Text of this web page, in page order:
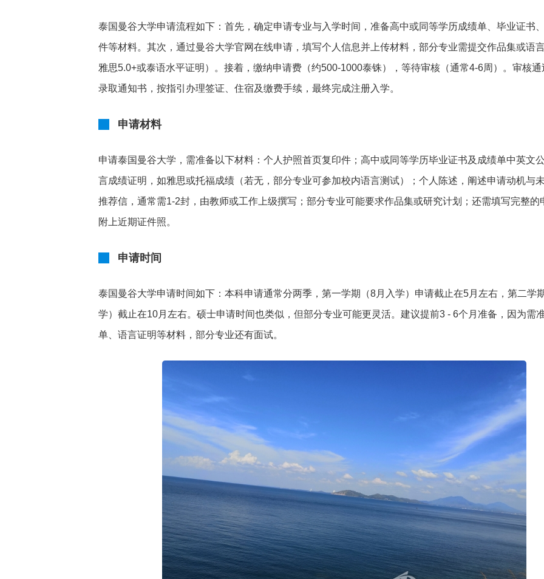
泰国曼谷大学申请流程如下：首先，确定申请专业与入学时间，准备高中或同等学历成绩单、毕业证书
件等材料。其次，通过曼谷大学官网在线申请，填写个人信息并上传材料，部分专业需提交作品集或语
雅思5.0+或泰语水平证明）。接着，缴纳申请费（约500-1000泰铢），等待审核（通常4-6周）。审核
录取通知书，按指引办理签证、住宿及缴费手续，最终完成注册入学。
申请材料
申请泰国曼谷大学，需准备以下材料：个人护照首页复印件；高中或同等学历毕业证书及成绩单中英文
言成绩证明，如雅思或托福成绩（若无，部分专业可参加校内语言测试）；个人陈述，阐述申请动机与
推荐信，通常需1-2封，由教师或工作上级撰写；部分专业可能要求作品集或研究计划；还需填写完整的
附上近期证件照。
申请时间
泰国曼谷大学申请时间如下：本科申请通常分两季，第一学期（8月入学）申请截止在5月左右，第二学
学）截止在10月左右。硕士申请时间也类似，但部分专业可能更灵活。建议提前3 - 6个月准备，因为需
单、语言证明等材料，部分专业还有面试。